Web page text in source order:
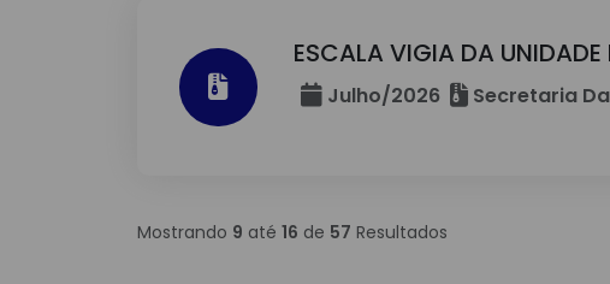
ESCALA VIGIA DA
Julho/2026 Secretaria
Mostrando 9 até 16 de 57 Resultados